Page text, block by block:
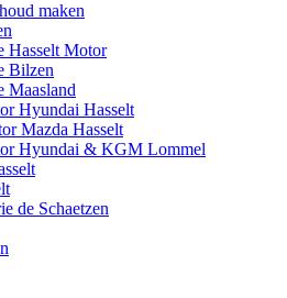
maken
Hasselt Motor
Bilzen
Maasland
Hyundai Hasselt
Mazda Hasselt
Hyundai & KGM Lommel
de Schaetzen